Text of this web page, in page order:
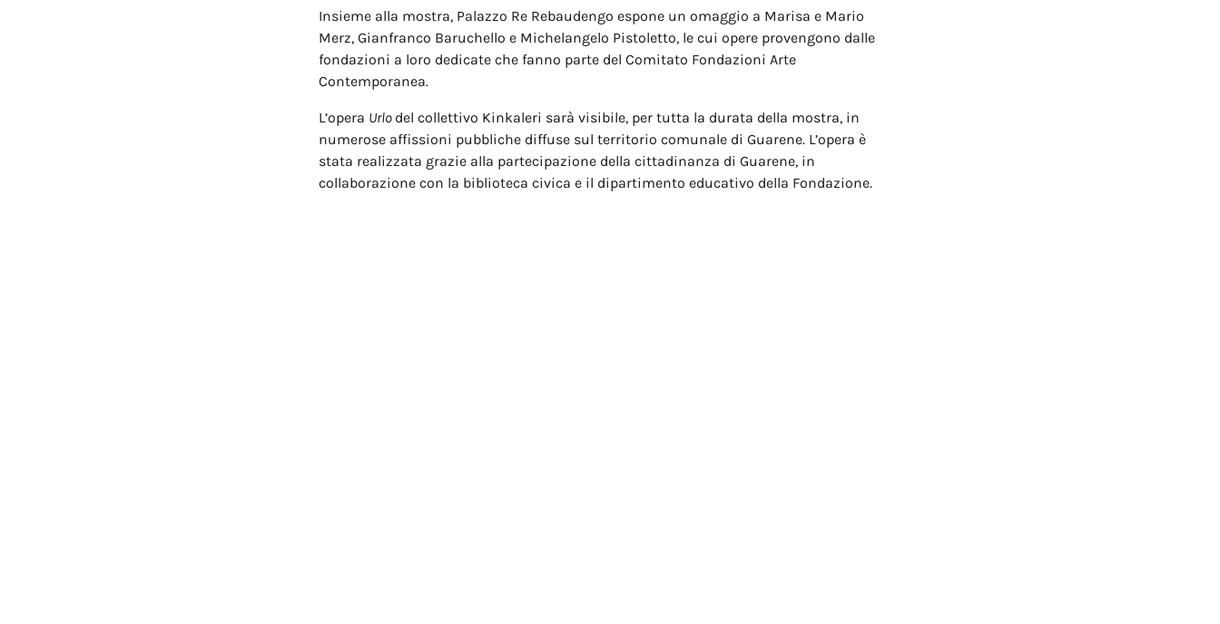
Insieme alla mostra, Palazzo Re Rebaudengo espone un omaggio a Marisa e Mario
Merz, Gianfranco Baruchello e Michelangelo Pistoletto, le cui opere provengono dalle
fondazioni a loro dedicate che fanno parte del Comitato Fondazioni Arte
Contemporanea.
L’opera Urlo del collettivo Kinkaleri sarà visibile, per tutta la durata della mostra, in
numerose affissioni pubbliche diffuse sul territorio comunale di Guarene. L’opera è
stata realizzata grazie alla partecipazione della cittadinanza di Guarene, in
collaborazione con la biblioteca civica e il dipartimento educativo della Fondazione.